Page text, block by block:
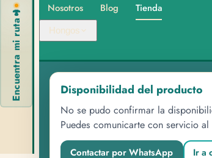
🍄
Encuentra mi ruta
Nosotros Blog Tienda
Hongos
Disponibilidad del producto
No se pudo confirmar la
Puedes comunicarte con servicio
Contactar por WhatsApp Ir a